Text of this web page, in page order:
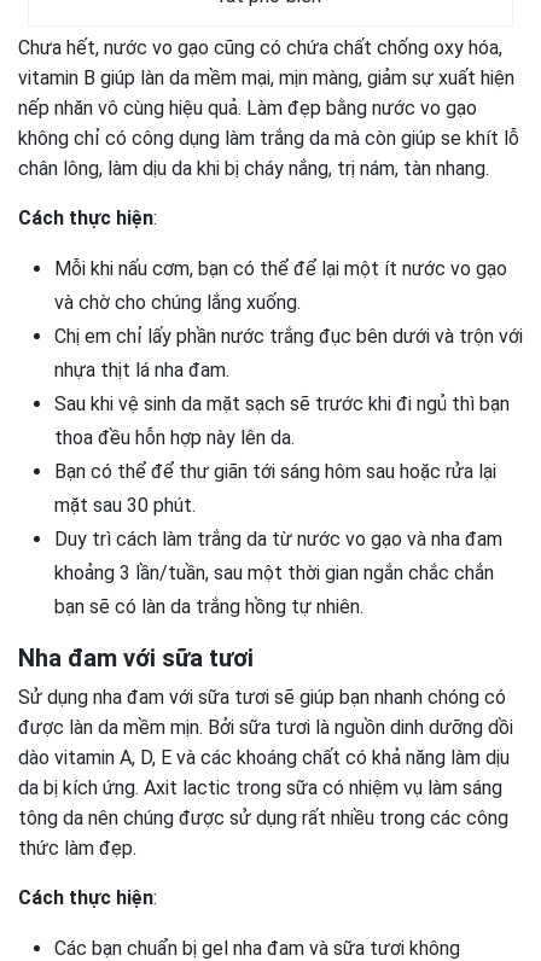
Chưa hết, nước vo gạo cũng có chứa chất chống oxy hóa,
vitamin B giúp làn da mềm mại, mịn màng, giảm sự xuất hiện
nếp nhăn vô cùng hiệu quả. Làm đẹp bằng nước vo gạo
không chỉ có công dụng làm trắng da mà còn giúp se khít lỗ
chân lông, làm dịu da khi bị cháy nắng, trị nám, tàn nhang.
Cách thực hiện:
Mỗi khi nấu cơm, bạn có thể để lại một ít nước vo gạo
và chờ cho chúng lắng xuống.
Chị em chỉ lấy phần nước trắng đục bên dưới và trộn với
nhựa thịt lá nha đam.
Sau khi vệ sinh da mặt sạch sẽ trước khi đi ngủ thì bạn
thoa đều hỗn hợp này lên da.
Bạn có thể để thư giãn tới sáng hôm sau hoặc rửa lại
mặt sau 30 phút.
Duy trì cách làm trắng da từ nước vo gạo và nha đam
khoảng 3 lần/tuần, sau một thời gian ngắn chắc chắn
bạn sẽ có làn da trắng hồng tự nhiên.
Nha đam với sữa tươi
Sử dụng nha đam với sữa tươi sẽ giúp bạn nhanh chóng có
được làn da mềm mịn. Bởi sữa tươi là nguồn dinh dưỡng dồi
dào vitamin A, D, E và các khoáng chất có khả năng làm dịu
da bị kích ứng. Axit lactic trong sữa có nhiệm vụ làm sáng
tông da nên chúng được sử dụng rất nhiều trong các công
thức làm đẹp.
Cách thực hiện:
Các bạn chuẩn bị gel nha đam và sữa tươi không